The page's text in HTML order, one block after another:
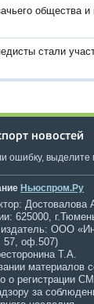
общества
стали
новостей
ошибку,
Ньюспром.Ру
625000,
ООО
57, оф.507)
Т.А.
материалов
о регистрации
за